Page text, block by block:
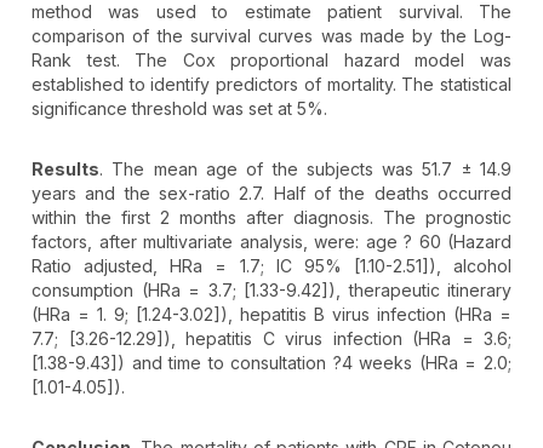
method was used to estimate patient survival. The
comparison of the survival curves was made by the Log-
Rank test. The Cox proportional hazard model was
established to identify predictors of mortality. The statistical
significance threshold was set at 5%.
Results. The mean age of the subjects was 51.7 ± 14.9
years and the sex-ratio 2.7. Half of the deaths occurred
within the first 2 months after diagnosis. The prognostic
factors, after multivariate analysis, were: age ? 60 (Hazard
Ratio adjusted, HRa = 1.7; IC 95% [1.10-2.51]), alcohol
consumption (HRa = 3.7; [1.33-9.42]), therapeutic itinerary
(HRa = 1. 9; [1.24-3.02]), hepatitis B virus infection (HRa =
7.7; [3.26-12.29]), hepatitis C virus infection (HRa = 3.6;
[1.38-9.43]) and time to consultation ?4 weeks (HRa = 2.0;
[1.01-4.05]).